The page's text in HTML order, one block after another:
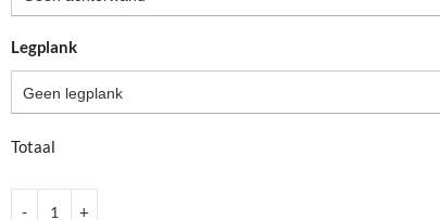
Legplank
Geen legplank
Totaal